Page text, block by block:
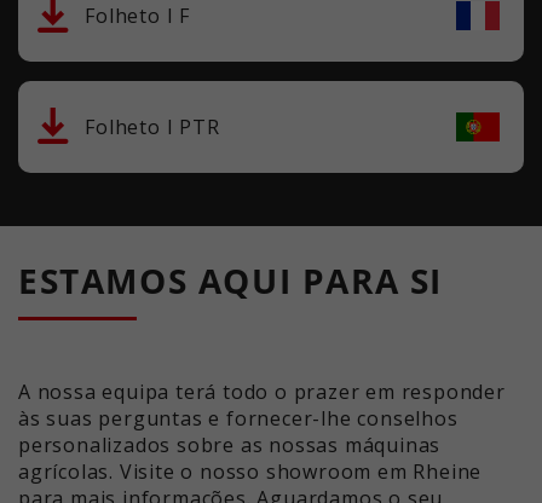
Folheto I F
Folheto I PTR
ESTAMOS AQUI PARA SI
A nossa equipa terá todo o prazer em responder
às suas perguntas e fornecer-lhe conselhos
personalizados sobre as nossas máquinas
agrícolas. Visite o nosso showroom em Rheine